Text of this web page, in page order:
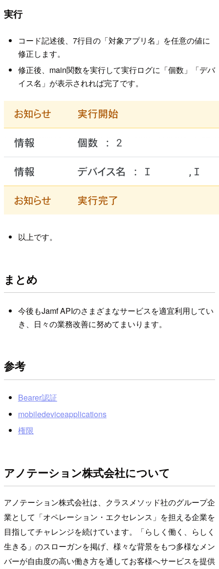
実行
コード記述後、7行目の「対象アプリ名」を任意の値に
修正します。
修正後、main関数を実行して実行ログに「個数」「デバ
イス名」が表示されれば完了です。
以上です。
まとめ
今後もJamf APIのさまざまなサービスを適宜利用してい
き、日々の業務改善に努めてまいります。
参考
Bearer認証
mobiledeviceapplications
権限
アノテーション株式会社について
アノテーション株式会社は、クラスメソッド社のグループ企
業として「オペレーション・エクセレンス」を担える企業を
目指してチャレンジを続けています。「らしく働く、らしく
生きる」のスローガンを掲げ、様々な背景をもつ多様なメン
バーが自由度の高い働き方を通してお客様へサービスを提供